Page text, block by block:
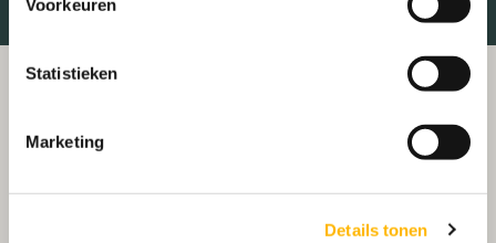
Voorkeuren
Statistieken
Marketing
Details tonen